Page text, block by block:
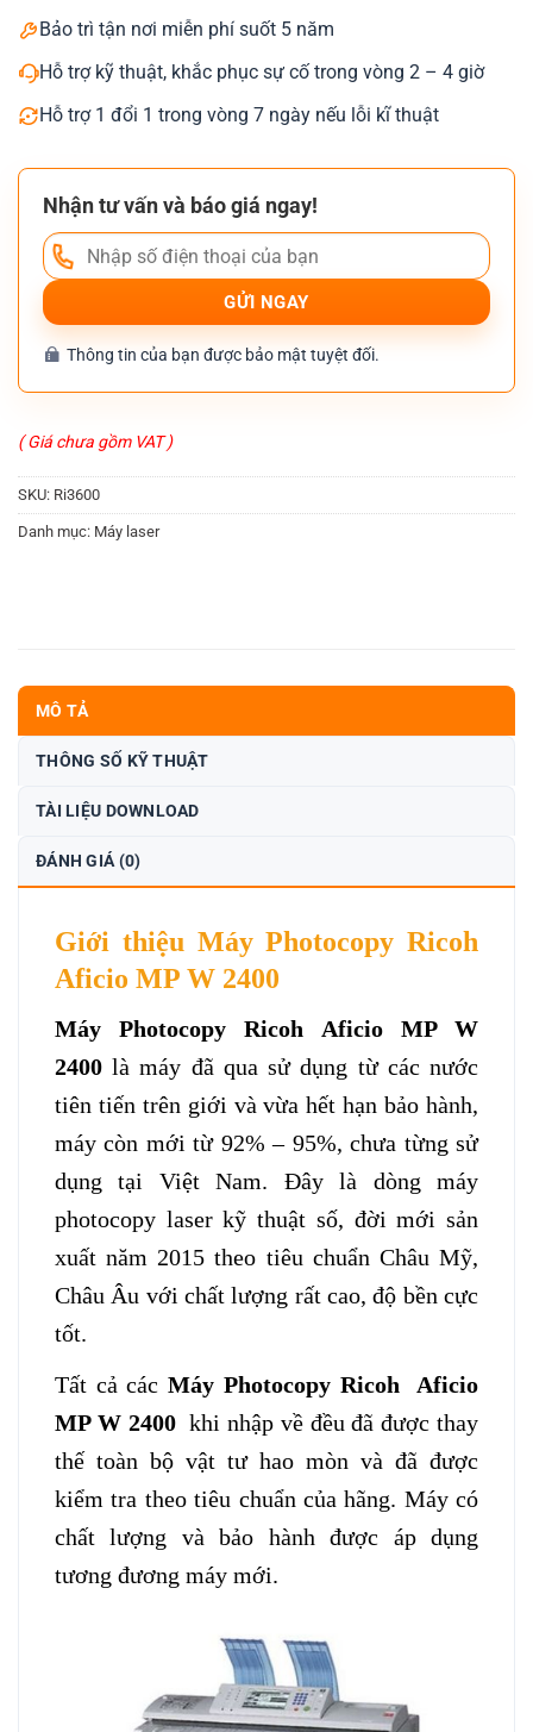
Bảo trì tận nơi miễn phí suốt 5 năm
Hỗ trợ kỹ thuật, khắc phục sự cố trong vòng 2 – 4 giờ
Hỗ trợ 1 đổi 1 trong vòng 7 ngày nếu lỗi kĩ thuật
Nhận tư vấn và báo giá ngay!
Thông tin của bạn được bảo mật tuyệt đối.
( Giá chưa gồm VAT )
SKU: Ri3600
Danh mục: Máy laser
MÔ TẢ
THÔNG SỐ KỸ THUẬT
TÀI LIỆU DOWNLOAD
ĐÁNH GIÁ (0)
Giới thiệu Máy Photocopy Ricoh
Aficio MP W 2400
Máy Photocopy Ricoh Aficio MP W
2400 là máy đã qua sử dụng từ các nước
tiên tiến trên giới và vừa hết hạn bảo hành,
máy còn mới từ 92% – 95%, chưa từng sử
dụng tại Việt Nam. Đây là dòng máy
photocopy laser kỹ thuật số, đời mới sản
xuất năm 2015 theo tiêu chuẩn Châu Mỹ,
Châu Âu với chất lượng rất cao, độ bền cực
tốt.
Tất cả cácMáy Photocopy Ricoh Aficio
MP W 2400 khi nhập về đều đã được thay
thế toàn bộ vật tư hao mòn và đã được
kiểm tra theo tiêu chuẩn của hãng. Máy có
chất lượng và bảo hành được áp dụng
tương đương máy mới.